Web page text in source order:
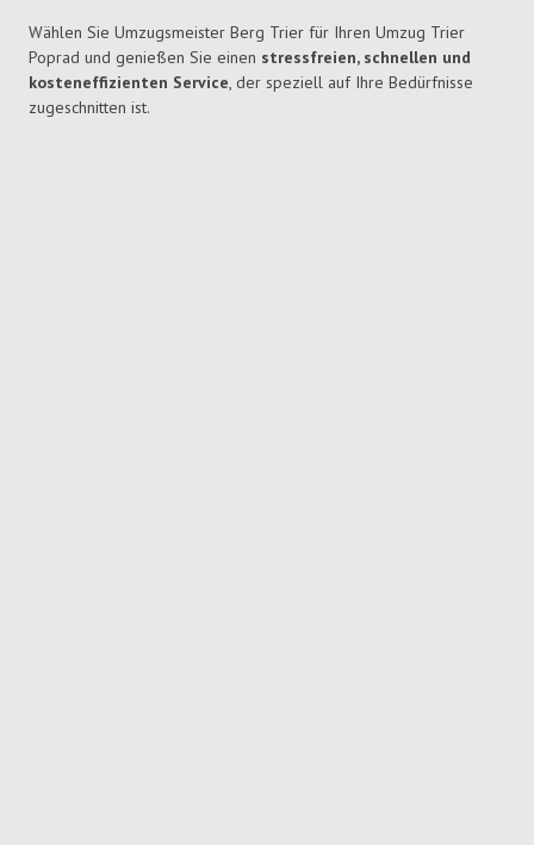
Wählen Sie Umzugsmeister Berg Trier für Ihren Umzug Trier
Poprad und genießen Sie einen stressfreien, schnellen und
kosteneffizienten Service, der speziell auf Ihre Bedürfnisse
zugeschnitten ist.